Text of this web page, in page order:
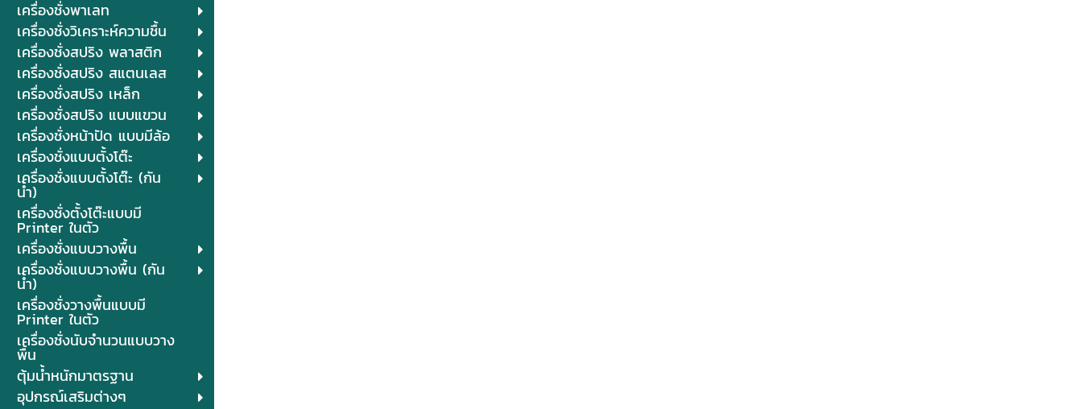
เครื่องชั่งพาเลท
เครื่องชั่งวิเคราะห์ความชื้น
เครื่องชั่งสปริง พลาสติก
เครื่องชั่งสปริง สแตนเลส
เครื่องชั่งสปริง เหล็ก
เครื่องชั่งสปริง แบบแขวน
เครื่องชั่งหน้าปัด แบบมีล้อ
เครื่องชั่งแบบตั้งโต๊ะ
เครื่องชั่งแบบตั้งโต๊ะ (กัน
น้ำ)
เครื่องชั่งตั้งโต๊ะแบบมี
Printer ในตัว
เครื่องชั่งแบบวางพื้น
เครื่องชั่งแบบวางพื้น (กัน
น้ำ)
เครื่องชั่งวางพื้นแบบมี
Printer ในตัว
เครื่องชั่งนับจำนวนแบบวาง
พื้น
ตุ้มน้ำหนักมาตรฐาน
อุปกรณ์เสริมต่างๆ